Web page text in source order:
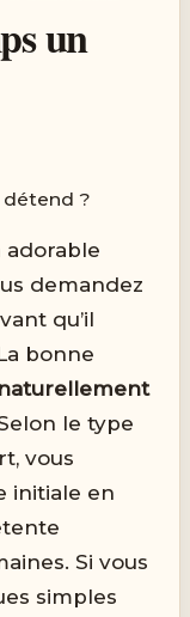
un
détend ?
adorable
demandez
qu’il
bonne
le type
vous
initiale en
Si vous
simples